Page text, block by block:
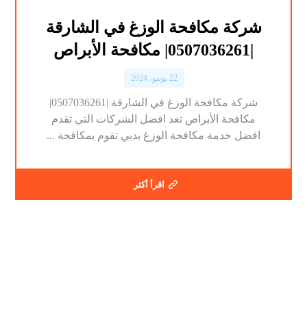
شركة مكافحة الوزغ في الشارقة
22 يونيو، 2024
شركة مكافحة الوزغ في الشارقة |0507036261|
مكافحة الأبراص تعد افضل الشركات التي تقدم
افضل خدمة مكافحة الوزغ بدبي تقوم بمكافحة ...
اقرأ أكثر